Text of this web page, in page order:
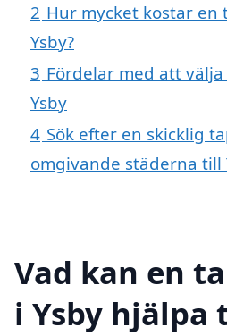
2 Hur mycket kostar en
Ysby?
3 Fördelar med att
Ysby
4 Sök efter en skicklig
omgivande städerna till
Vad kan en
i Ysby hjälpa